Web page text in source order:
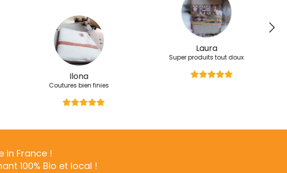
Laura
Super produits tout doux
Mini
Super Bavoir
in France !
100% Bio et local !